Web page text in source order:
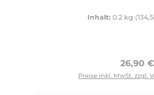
Inhalt: 0.2 kg
26,90 €
Preise inkl. MwSt. zzgl.